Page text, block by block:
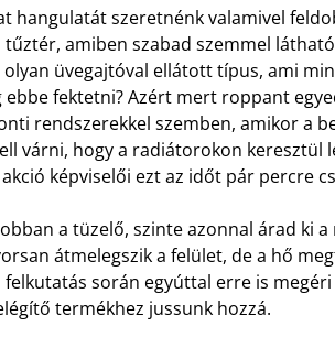
hangulatát szeretnénk valamivel
amiben szabad szemmel látható
olyan üvegajtóval ellátott típus, ami
fektetni? Azért mert roppant
rendszerekkel szemben, amikor a
várni, hogy a radiátorokon keresztül
képviselői ezt az időt pár percre
a tüzelő, szinte azonnal árad ki a
átmelegszik a felület, de a hő
felkutatás során egyúttal erre is
termékhez jussunk hozzá.